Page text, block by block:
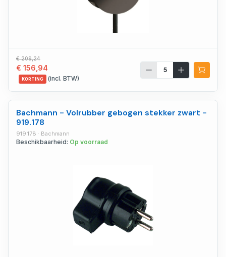
€ 209,24
€ 156,94
KORTING (incl. BTW)
Bachmann - Volrubber gebogen stekker zwart -
919.178
919.178 · Bachmann
Beschikbaarheid: Op voorraad